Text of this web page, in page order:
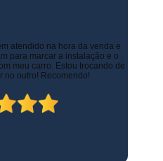
Monitoramento Gps
Veicular Belo Horizonte
Veicular em Tempo Real
Veicular por Câmeras
como no Estado de Minas
de rastreamento e logística.
com os custos com seguros.
recursos que tornam as